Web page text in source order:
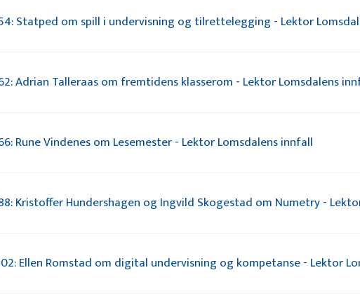
Statped om spill i undervisning og tilrettelegging - Lektor
Adrian Talleraas om fremtidens klasserom - Lektor Lomsdalens
Rune Vindenes om Lesemester - Lektor Lomsdalens innfall
Kristoffer Hundershagen og Ingvild Skogestad om Numetry -
Ellen Romstad om digital undervisning og kompetanse - Lektor